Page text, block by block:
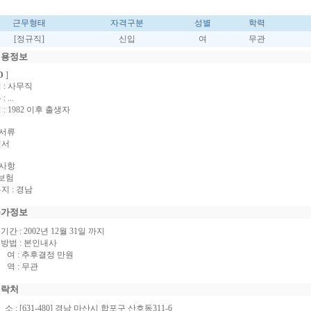
근무형태 자격구분 성별 학력
[정규직]
신입 여 무관
정보
]
: 사무직
: ...
: 1982 이후 출생자
류
항
험
: 경남
정보
기간 : 2002년 12월 31일 까지
방법 : 본인내사
: 추후결정 만원
: 무관
처
: [631-480] 경남 마산시 합포구 산호동311-6